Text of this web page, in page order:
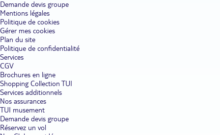
Demande devis groupe
Mentions légales
Politique de cookies
Gérer mes cookies
Plan du site
Politique de confidentialité
Services
CGV
Brochures en ligne
Shopping Collection TUI
Services additionnels
Nos assurances
TUI musement
Demande devis groupe
Réservez un vol